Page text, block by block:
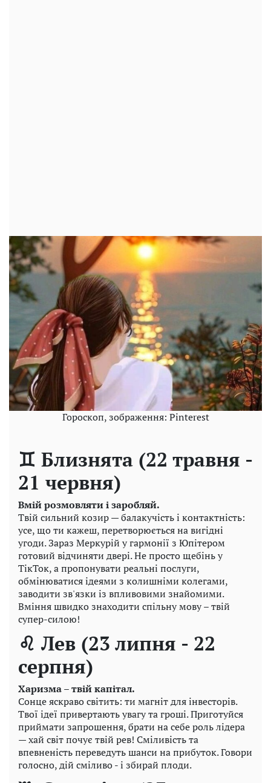
Гороскоп, зображення: Pinterest
♊ Близнята (22 травня -
21 червня)
Вмій розмовляти і заробляй.
Твій сильний козир — балакучість і контактність:
усе, що ти кажеш, перетворюється на вигідні
угоди. Зараз Меркурій у гармонії з Юпітером
готовий відчиняти двері. Не просто щебінь у
ТікТок, а пропонувати реальні послуги,
обмінюватися ідеями з колишніми колегами,
заводити зв'язки із впливовими знайомими.
Вміння швидко знаходити спільну мову – твій
супер-силою!
♌ Лев (23 липня - 22
серпня)
Харизма – твій капітал.
Сонце яскраво світить: ти магніт для інвесторів.
Твої ідеї привертають увагу та гроші. Приготуйся
приймати запрошення, брати на себе роль лідера
— хай світ почує твій рев! Сміливість та
впевненість переведуть шанси на прибуток. Говори
голосно, дій сміливо - і збирай плоди.